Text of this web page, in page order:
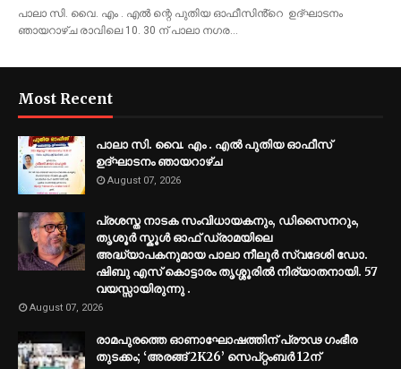
പാലാ സി. വൈ. എം . എൽ ന്റെ പുതിയ ഓഫീസിൻ്റെ ഉദ്ഘാടനം
ഞായറാഴ്ച രാവിലെ 10. 30 ന് പാലാ നഗര…
Most Recent
പാലാ സി. വൈ. എം . എൽ പുതിയ ഓഫീസ്
ഉദ്ഘാടനം ഞായറാഴ്ച
August 07, 2026
പ്രശസ്ത നാടക സംവിധായകനും, ഡിസൈനറും,
തൃശൂർ സ്കൂൾ ഓഫ് ഡ്രാമയിലെ
അദ്ധ്യാപകനുമായ പാലാ നീലൂർ സ്വദേശി ഡോ.
ഷിബു എസ് കൊട്ടാരം തൃശ്ശൂരിൽ നിര്യാതനായി. 57
വയസ്സായിരുന്നു .
August 07, 2026
രാമപുരത്തെ ഓണാഘോഷത്തിന് പ്രൗഢ ഗംഭീര
തുടക്കം; ‘അരങ്ങ് 2K26’ സെപ്റ്റംബർ 12ന്